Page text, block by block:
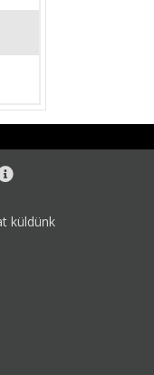
küldünk